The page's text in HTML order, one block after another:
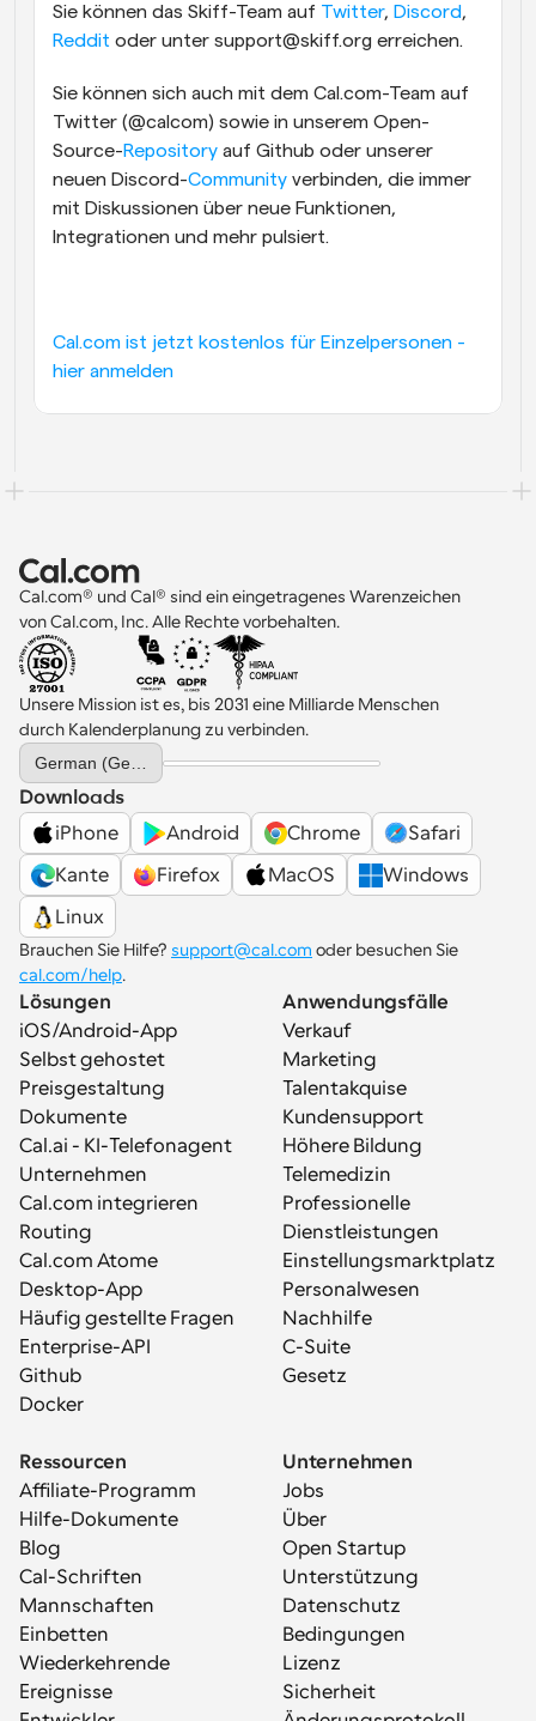
Sie können das Skiff-Team auf Twitter, Discord
Reddit oder unter support@skiff.org erreichen.
Sie können sich auch mit dem Cal.com-Team auf
Twitter (@calcom) sowie in unserem Open-
Source-Repository auf Github oder unserer
neuen Discord-Community verbinden, die immer
mit Diskussionen über neue Funktionen,
Integrationen und mehr pulsiert.
Cal.com ist jetzt kostenlos für Einzelpersonen -
hier anmelden
Cal.com® und Cal® sind ein eingetragenes Warenzeichen
von Cal.com, Inc. Alle Rechte vorbehalten.
Unsere Mission ist es, bis 2031 eine Milliarde Menschen
durch Kalenderplanung zu verbinden.
Select Language
Downloads
iPhone
Android Chrome
Safari
Kante
Firefox MacOS
Windows
Linux
Brauchen Sie Hilfe? support@cal.com
cal.com/help.
Lösungen
iOS/Android-App
Selbst gehostet
Preisgestaltung
Dokumente
Cal.ai - KI-Telefonagent
Unternehmen
Cal.com integrieren
Routing
Cal.com Atome
Desktop-App
Häufig gestellte Fragen
Enterprise-API
Github
Docker
Anwendungsfälle
Verkauf
Marketing
Talentakquise
Kundensupport
Höhere Bildung
Telemedizin
Professionelle
Dienstleistungen
Einstellungsmarktplatz
Personalwesen
Nachhilfe
C-Suite
Gesetz
Ressourcen
Affiliate-Programm
Hilfe-Dokumente
Blog
Cal-Schriften
Mannschaften
Einbetten
Wiederkehrende
Ereignisse
Unternehmen
Jobs
Über
Open Startup
Unterstützung
Datenschutz
Bedingungen
Lizenz
Sicherheit